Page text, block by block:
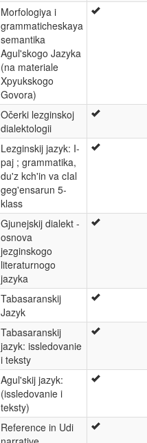
Morfologiya i
grammaticheskaya
semantika
Agul'skogo Jazyka
(na materiale
Xpyukskogo
Govora)
Očerki lezginskoj
dialektologii
Lezginskij jazyk: I-
paj ; grammatika,
du'z kch'in va cIal
geg'ensarun 5-
klass
Gjunejskij dialekt -
osnova
jezginskogo
literaturnogo
jazyka
Tabasaranskij
Jazyk
Tabasaranskij
jazyk: issledovanie
i teksty
Agul'skij jazyk:
(issledovanie i
teksty)
Reference in Udi